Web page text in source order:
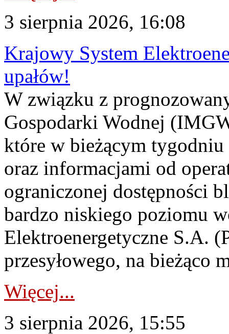
3 sierpnia 2026, 16:08
Krajowy System
upałów!
W związku z
Gospodarki Wodnej
które w bieżącym tygodniu
oraz informacjami od
ograniczonej dostępności
bardzo niskiego poziomu
Elektroenergetyczne S.A.
przesyłowego, na bieżąco
Więcej...
3 sierpnia 2026, 15:55